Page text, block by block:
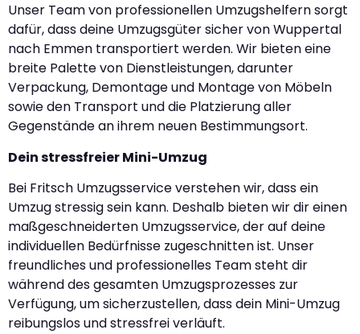
Unser Team von professionellen Umzugshelfern sorgt
dafür, dass deine Umzugsgüter sicher von Wuppertal
nach Emmen transportiert werden. Wir bieten eine
breite Palette von Dienstleistungen, darunter
Verpackung, Demontage und Montage von Möbeln
sowie den Transport und die Platzierung aller
Gegenstände an ihrem neuen Bestimmungsort.
Dein stressfreier Mini-Umzug
Bei Fritsch Umzugsservice verstehen wir, dass ein
Umzug stressig sein kann. Deshalb bieten wir dir einen
maßgeschneiderten Umzugsservice, der auf deine
individuellen Bedürfnisse zugeschnitten ist. Unser
freundliches und professionelles Team steht dir
während des gesamten Umzugsprozesses zur
Verfügung, um sicherzustellen, dass dein Mini-Umzug
reibungslos und stressfrei verläuft.